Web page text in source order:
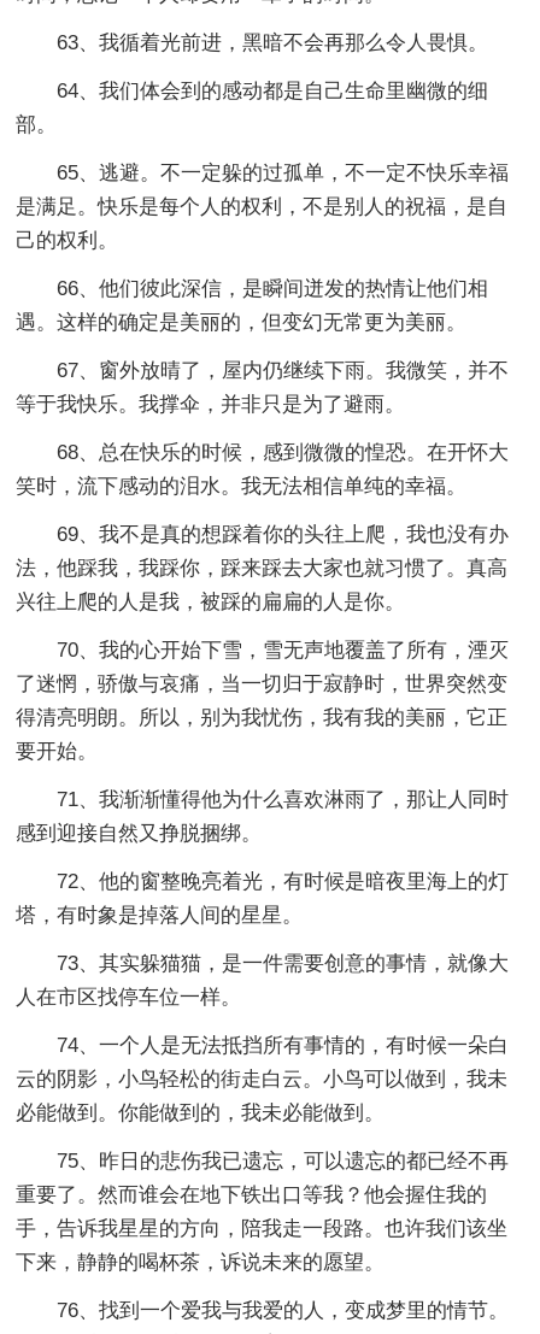
63、我循着光前进，黑暗不会再那么令人畏惧。
64、我们体会到的感动都是自己生命里幽微的细
部。
65、逃避。不一定躲的过孤单，不一定不快乐幸福
是满足。快乐是每个人的权利，不是别人的祝福，是自
己的权利。
66、他们彼此深信，是瞬间迸发的热情让他们相
遇。这样的确定是美丽的，但变幻无常更为美丽。
67、窗外放晴了，屋内仍继续下雨。我微笑，并不
等于我快乐。我撑伞，并非只是为了避雨。
68、总在快乐的时候，感到微微的惶恐。在开怀大
笑时，流下感动的泪水。我无法相信单纯的幸福。
69、我不是真的想踩着你的头往上爬，我也没有办
法，他踩我，我踩你，踩来踩去大家也就习惯了。真高
兴往上爬的人是我，被踩的扁扁的人是你。
70、我的心开始下雪，雪无声地覆盖了所有，湮灭
了迷惘，骄傲与哀痛，当一切归于寂静时，世界突然变
得清亮明朗。所以，别为我忧伤，我有我的美丽，它正
要开始。
71、我渐渐懂得他为什么喜欢淋雨了，那让人同时
感到迎接自然又挣脱捆绑。
72、他的窗整晚亮着光，有时候是暗夜里海上的灯
塔，有时象是掉落人间的星星。
73、其实躲猫猫，是一件需要创意的事情，就像大
人在市区找停车位一样。
74、一个人是无法抵挡所有事情的，有时候一朵白
云的阴影，小鸟轻松的街走白云。小鸟可以做到，我未
必能做到。你能做到的，我未必能做到。
75、昨日的悲伤我已遗忘，可以遗忘的都已经不再
重要了。然而谁会在地下铁出口等我？他会握住我的
手，告诉我星星的方向，陪我走一段路。也许我们该坐
下来，静静的喝杯茶，诉说未来的愿望。
76、找到一个爱我与我爱的人，变成梦里的情节。